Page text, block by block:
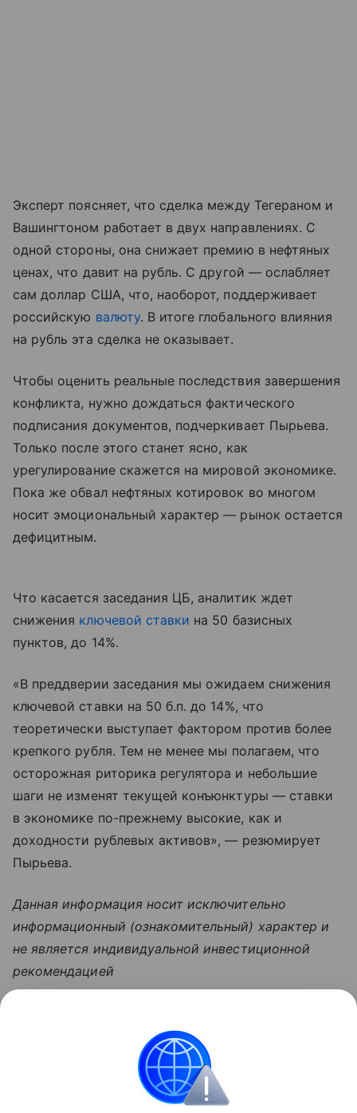
Эксперт поясняет, что сделка между Тегераном и
Вашингтоном работает в двух направлениях. С
одной стороны, она снижает премию в нефтяных
ценах, что давит на рубль. С другой — ослабляет
сам доллар США, что, наоборот, поддерживает
российскую валюту. В итоге глобального влияния
на рубль эта сделка не оказывает.
Чтобы оценить реальные последствия завершения
конфликта, нужно дождаться фактического
подписания документов, подчеркивает Пырьева.
Только после этого станет ясно, как
урегулирование скажется на мировой экономике.
Пока же обвал нефтяных котировок во многом
носит эмоциональный характер — рынок остается
дефицитным.
Что касается заседания ЦБ, аналитик ждет
снижения ключевой ставки на 50 базисных
пунктов, до 14%.
«В преддверии заседания мы ожидаем снижения
ключевой ставки на 50 б.п. до 14%, что
теоретически выступает фактором против более
крепкого рубля. Тем не менее мы полагаем, что
осторожная риторика регулятора и небольшие
шаги не изменят текущей конъюнктуры — ставки
в экономике по-прежнему высокие, как и
доходности рублевых активов», — резюмирует
Пырьева.
Данная информация носит исключительно
информационный (ознакомительный) характер и
не является индивидуальной инвестиционной
рекомендацией
Брокер: кто это и как им стать
В материале подробно рассмотрим, кто такие
брокеры, какие они выполняют функции и чем
отличаются от других участников рынка.